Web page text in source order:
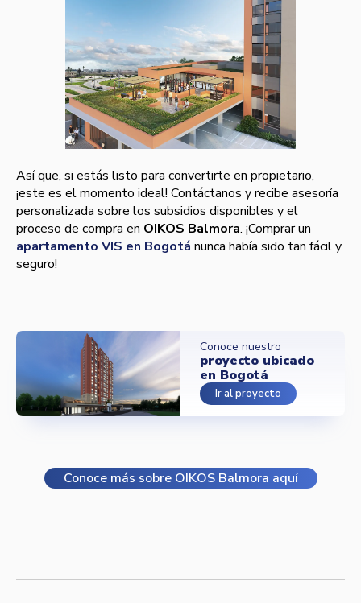
Así que, si estás listo para convertirte en propietario,
¡este es el momento ideal! Contáctanos y recibe asesoría
personalizada sobre los subsidios disponibles y el
proceso de compra en OIKOS Balmora. ¡Comprar un
apartamento VIS en Bogotá nunca había sido tan fácil y
seguro!
Conoce nuestro
proyecto ubicado
en Bogotá
Ir al proyecto
Conoce más sobre OIKOS Balmora aquí